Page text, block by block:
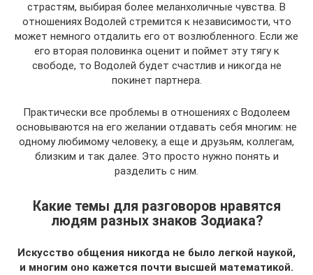
страстям, выбирая более меланхоличные чувства. В
отношениях Водолей стремится к независимости, что
может немного отдалить его от возлюбленного. Если же
его вторая половинка оценит и поймет эту тягу к
свободе, то Водолей будет счастлив и никогда не
покинет партнера.
Практически все проблемы в отношениях с Водолеем
основываются на его желании отдавать себя многим: не
одному любимому человеку, а еще и друзьям, коллегам,
близким и так далее. Это просто нужно понять и
разделить с ним.
Какие темы для разговоров нравятся
людям разных знаков Зодиака?
Искусство общения никогда не было легкой наукой,
и многим оно кажется почти высшей математикой.